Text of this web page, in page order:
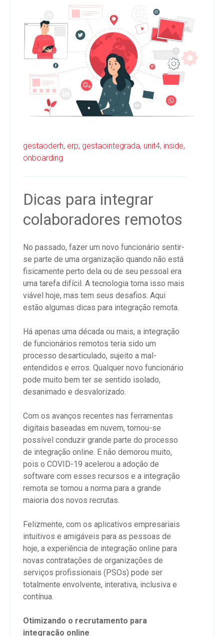
gestaoderh, erp, gestaointegrada, unit4, inside,
onboarding
Dicas para integrar
colaboradores remotos
No passado, fazer um novo funcionário sentir-
se parte de uma organização quando não está
fisicamente perto dela ou de seu pessoal era
uma tarefa difícil. A tecnologia torna isso mais
viável hoje, mas tem seus desafios. Aqui
estão algumas dicas para integração remota.
Há apenas uma década ou mais, a integração
de funcionários remotos teria sido um
processo desarticulado, sujeito a mal-
entendidos e erros. Qualquer novo funcionário
pode muito bem ter se sentido isolado,
desanimado e desvalorizado.
Com os avanços recentes nas ferramentas
digitais baseadas em nuvem, tornou-se
possível conduzir grande parte do processo
de integração online. E não demorou muito,
pois o COVID-19 acelerou a adoção de
software com esses recursos e a integração
remota se tornou a norma para a grande
maioria dos novos recrutas.
Felizmente, com os aplicativos empresariais
intuitivos e amigáveis ​​para as pessoas de
hoje, a experiência de integração online para
novas contratações de organizações de
serviços profissionais (PSOs) pode ser
totalmente envolvente, interativa, inclusiva e
contínua.
Otimizando o recrutamento para
integração online